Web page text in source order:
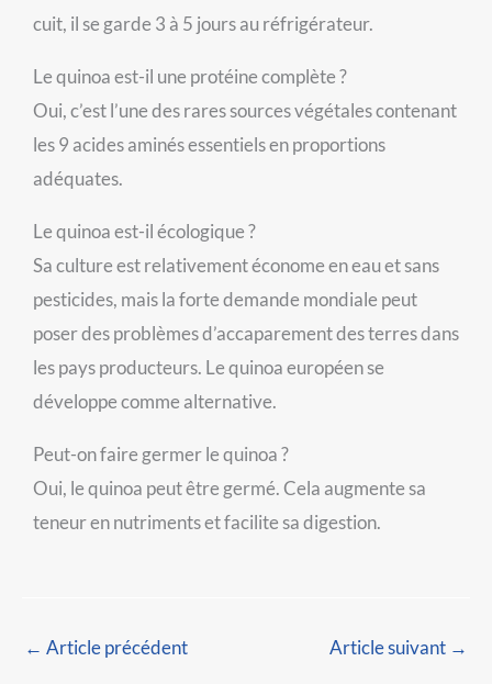
cuit, il se garde 3 à 5 jours au réfrigérateur.
Le quinoa est-il une protéine complète ?
Oui, c’est l’une des rares sources végétales contenant
les 9 acides aminés essentiels en proportions
adéquates.
Le quinoa est-il écologique ?
Sa culture est relativement économe en eau et sans
pesticides, mais la forte demande mondiale peut
poser des problèmes d’accaparement des terres dans
les pays producteurs. Le quinoa européen se
développe comme alternative.
Peut-on faire germer le quinoa ?
Oui, le quinoa peut être germé. Cela augmente sa
teneur en nutriments et facilite sa digestion.
← Article précédent Article suivant →